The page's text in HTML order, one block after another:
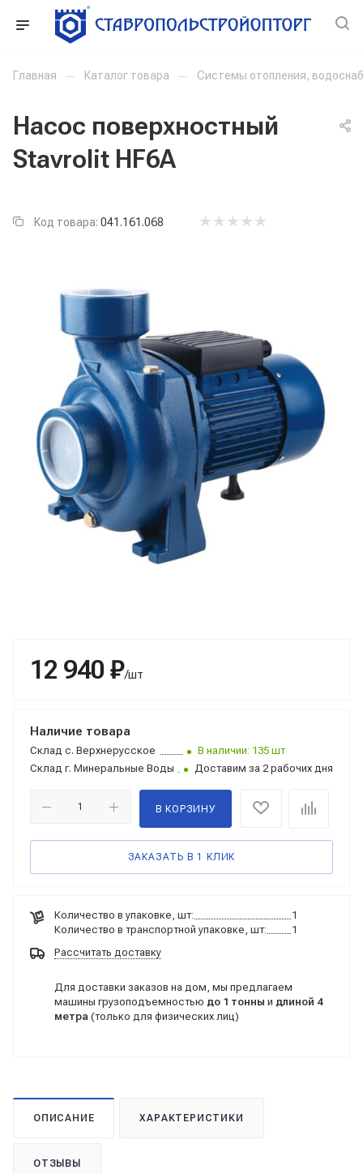
Главная — Каталог товара — Системы отопления,
Насос поверхностный
Stavrolit HF6А
Код товара: 041.161.068
12 940 ₽/шт
Наличие товара
Склад с. Верхнерусское
В наличии: 135 шт
Склад г. Минеральные Воды Доставим за 2 рабочих дня
В КОРЗИНУ
ЗАКАЗАТЬ В 1 КЛИК
Количество в упаковке, шт:
1
Количество в транспортной упаковке, шт:
1
Рассчитать доставку
Для доставки заказов на дом, мы предлагаем
машины грузоподъемностью до 1 тонны и длиной 4
метра (только для физических лиц)
ОПИСАНИЕ ХАРАКТЕРИСТИКИ
ОТЗЫВЫ